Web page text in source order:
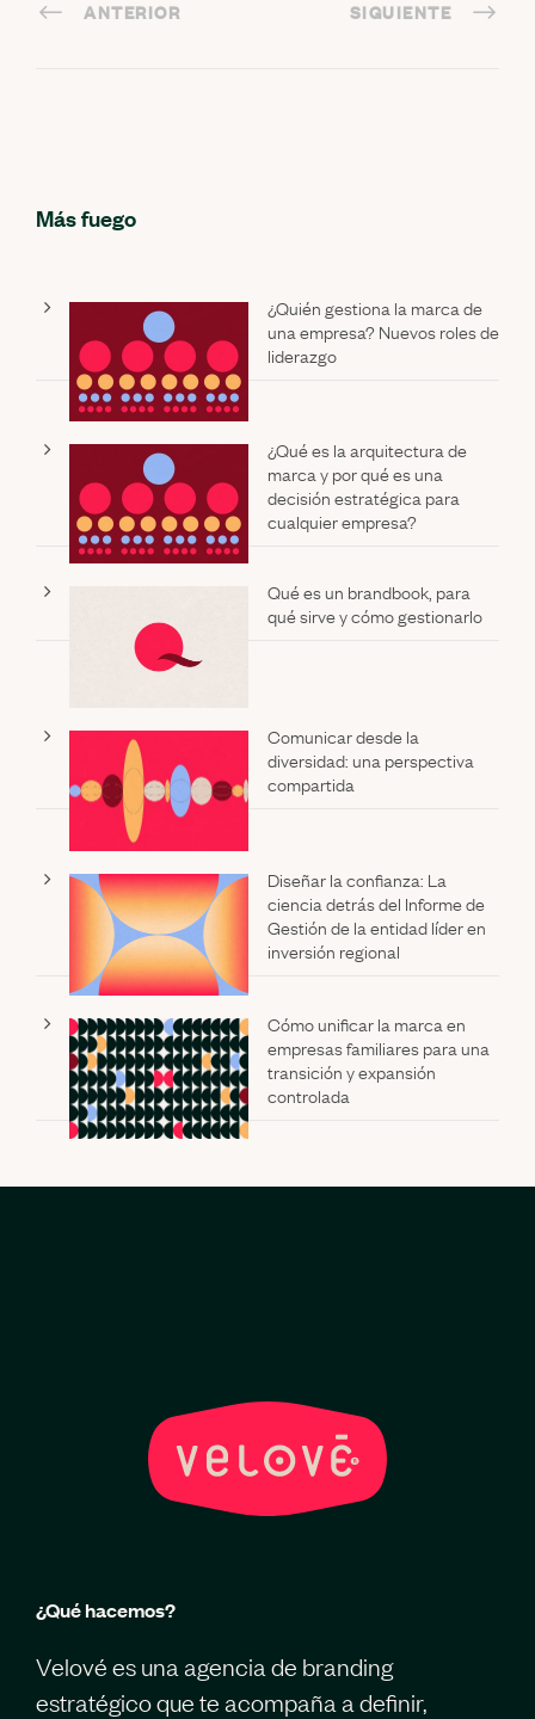
ANTERIOR SIGUIENTE
Más fuego
¿Quién gestiona la marca de
una empresa? Nuevos roles de
liderazgo
¿Qué es la arquitectura de
marca y por qué es una
decisión estratégica para
cualquier empresa?
Qué es un brandbook, para
qué sirve y cómo gestionarlo
Comunicar desde la
diversidad: una perspectiva
compartida
Diseñar la confianza: La
ciencia detrás del Informe de
Gestión de la entidad líder en
inversión regional
Cómo unificar la marca en
empresas familiares para una
transición y expansión
controlada
¿Qué hacemos?
Velové es una agencia de branding
estratégico que te acompaña a definir,